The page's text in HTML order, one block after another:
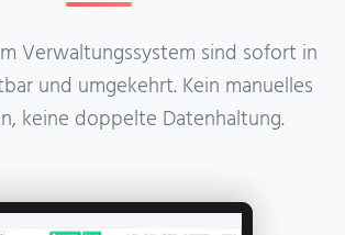
Verwaltungssystem sind sofort in
und umgekehrt. Kein manuelles
keine doppelte Datenhaltung.